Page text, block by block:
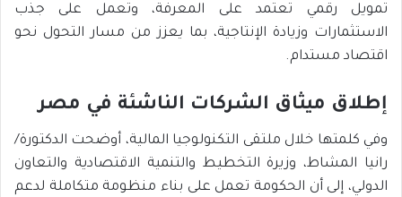
تمويل رقمي تعتمد على المعرفة، وتعمل على جذب
الاستثمارات وزيادة الإنتاجية، بما يعزز من مسار التحول نحو
اقتصاد مستدام.
إطلاق ميثاق الشركات الناشئة في مصر
وفي كلمتها خلال ملتقى التكنولوجيا المالية، أوضحت الدكتورة/
رانيا المشاط، وزيرة التخطيط والتنمية الاقتصادية والتعاون
الدولي، إلى أن الحكومة تعمل على بناء منظومة متكاملة لدعم